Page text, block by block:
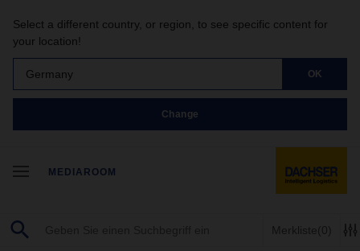
Select a different country, or region, to see specific content for
your location!
Germany OK
Change
MEDIAROOM
Merkliste(0)